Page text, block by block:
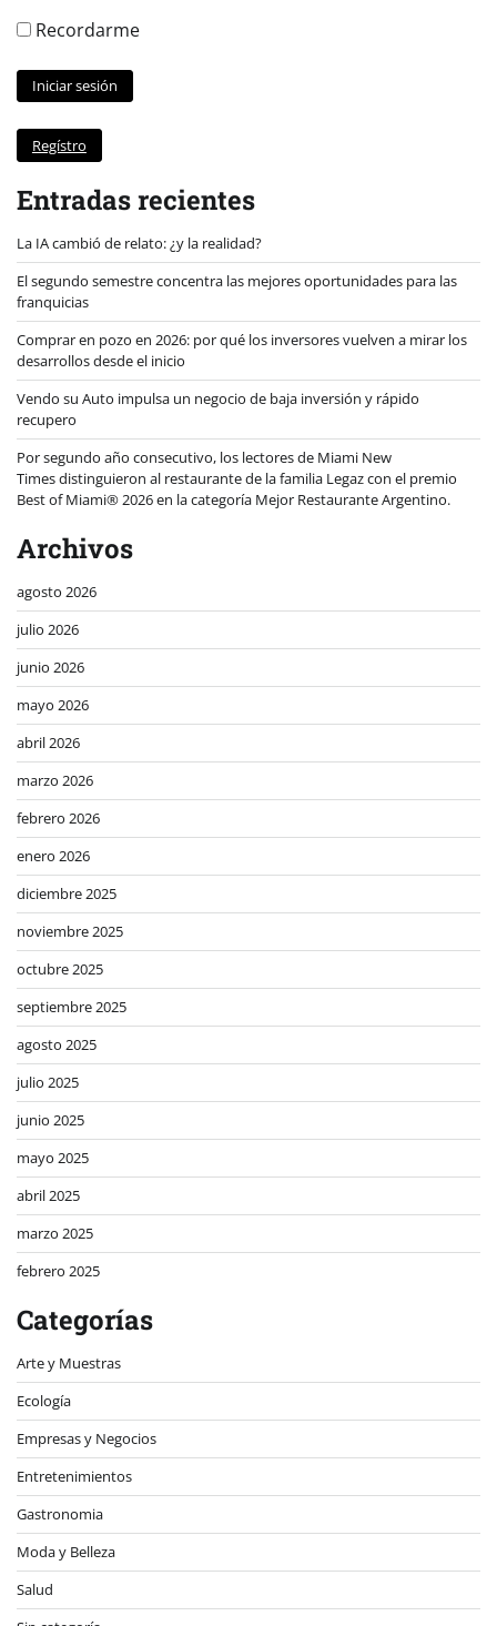
Recordarme
Regístro
Entradas recientes
La IA cambió de relato: ¿y la realidad?
El segundo semestre concentra las mejores oportunidades para las
franquicias
Comprar en pozo en 2026: por qué los inversores vuelven a mirar los
desarrollos desde el inicio
Vendo su Auto impulsa un negocio de baja inversión y rápido
recupero
Por segundo año consecutivo, los lectores de Miami New
Times distinguieron al restaurante de la familia Legaz con el premio
Best of Miami® 2026 en la categoría Mejor Restaurante Argentino.
Archivos
agosto 2026
julio 2026
junio 2026
mayo 2026
abril 2026
marzo 2026
febrero 2026
enero 2026
diciembre 2025
noviembre 2025
octubre 2025
septiembre 2025
agosto 2025
julio 2025
junio 2025
mayo 2025
abril 2025
marzo 2025
febrero 2025
Categorías
Arte y Muestras
Ecología
Empresas y Negocios
Entretenimientos
Gastronomia
Moda y Belleza
Salud